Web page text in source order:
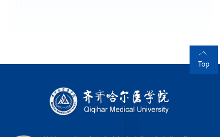
Top